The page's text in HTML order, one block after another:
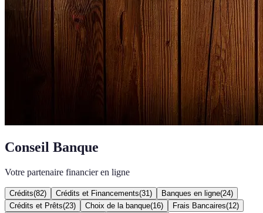
Conseil Banque
Votre partenaire financier en ligne
Crédits(82) Crédits et Financements(31 ) Banques en ligne(24)
Crédits et Prêts(23) Choix de la banque(16) Frais Bancaires(12)